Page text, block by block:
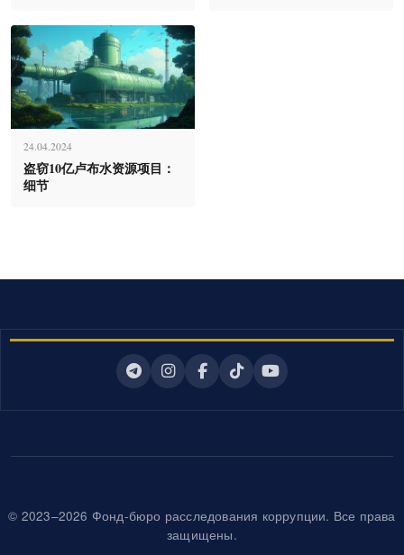
24.04.2024
盗窃10亿卢布水资源项目：
细节
© 2023–2026 Фонд-бюро расследования коррупции. Все права
защищены.